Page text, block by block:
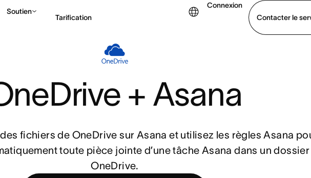
Soutien
Tarification
Connexion
Contacter le
+ Asana
fichiers de OneDrive sur Asana et utilisez les règles Asana
toute pièce jointe d’une tâche Asana dans un dossier
OneDrive.